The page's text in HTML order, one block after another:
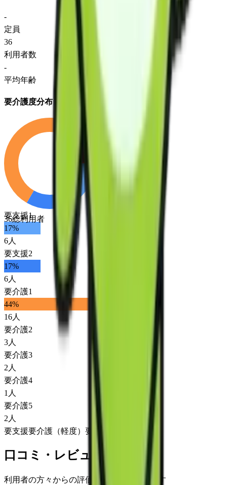
-
定員
36
利用者数
-
平均年齢
要介護度分布
36総利用者
要支援1
17%
6人
要支援2
17%
6人
要介護1
44%
16人
要介護2
3人
要介護3
2 人
要介護4
1 人
要介護5
2 人
要支援要介護（軽度） 要介護（重度）
口コミ・レビュー
利用者の方々からの評価をご覧いただけます